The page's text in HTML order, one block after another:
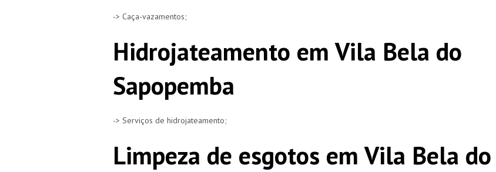
-> Caça-vazamentos;
Hidrojateamento em Vila Bela do
Sapopemba
-> Serviços de hidrojateamento;
Limpeza de esgotos em Vila Bela do